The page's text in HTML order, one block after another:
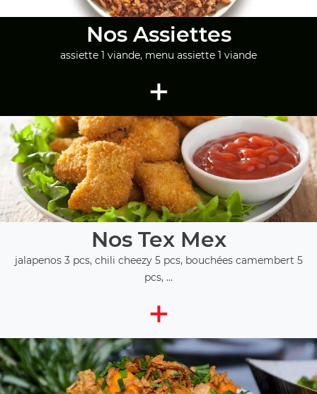
Nos Assiettes
assiette 1 viande, menu assiette 1 viande
+
Nos Tex Mex
jalapenos 3 pcs, chili cheezy 5 pcs, bouchées camembert 5
pcs, ...
+